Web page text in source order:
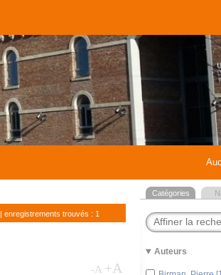
| enregistrements trouvés : 1
-A +A
Catégories
Auteurs